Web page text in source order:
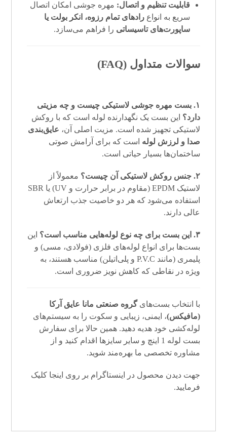
قابلیت تنظیم و اتصال: مهره جوشی امکان اتصال
سریع به انواعرادهای تمام رزوه، انکر بولت یا
ساپورت‌های تاسیساتی را فراهم می‌سازد.
سوالات متداول (FAQ)
۱. بست مهره جوشی لاستیکی چیست و چه مزیتی
دارد؟ این بست یک نگهدارنده لوله است که با روکش
لاستیکی تجهیز شده است. مزیت اصلی آن، عایق‌بندی
صدا و لرزش لوله است که برای آرامش صوتی
ساختمان‌ها بسیار حیاتی است.
۲. جنس روکش لاستیکی آن چیست؟
معمولاً از
لاستیک EPDM (مقاوم در برابر حرارت و UV) یا SBR
استفاده می‌شود که هر دو خاصیت جذب ارتعاش
عالی دارند.
۳. این بست برای چه نوع لوله‌هایی مناسب است؟
این
بست‌ها برای انواع لوله‌های فلزی (فولادی، مسی) و
پلیمری (مانند P.V.C و پلی‌اتیلن) مناسب هستند، به
ویژه در نقاطی که کاهش نویز ضروری است.
با انتخاب بست‌هایگروه صنعتی مانا عایق آرکا
(مافیکس)، ایمنی، زیبایی و سکوت را به سیستم‌های
لوله‌کشی خود هدیه دهید. همین حالا برای سفارش
بست لوله 1 اینچ و سایر سایزها اقدام کنید و از
مشاوره تخصصی ما بهره‌مند شوید.
جهت دیدن محصول در اینستاگرام بر روی اینجا کلیک
فرمایید.